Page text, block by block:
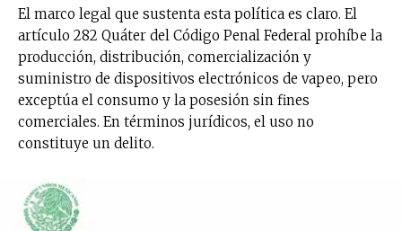
El marco legal que sustenta esta política es claro. El
artículo 282 Quáter del Código Penal Federal prohíbe la
producción, distribución, comercialización y
suministro de dispositivos electrónicos de vapeo, pero
exceptúa el consumo y la posesión sin fines
comerciales. En términos jurídicos, el uso no
constituye un delito.